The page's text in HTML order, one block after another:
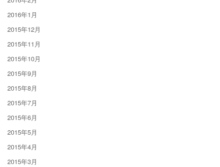
2016年1月
2015年12月
2015年11月
2015年10月
2015年9月
2015年8月
2015年7月
2015年6月
2015年5月
2015年4月
2015年3月